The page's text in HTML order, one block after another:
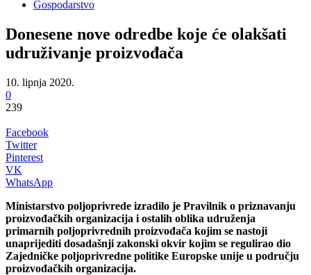
Gospodarstvo
Donesene nove odredbe koje će olakšati
udruživanje proizvođača
10. lipnja 2020.
0
239
Facebook
Twitter
Pinterest
VK
WhatsApp
Ministarstvo poljoprivrede izradilo je Pravilnik o priznavanju
proizvođačkih organizacija i ostalih oblika udruženja
primarnih poljoprivrednih proizvođača kojim se nastoji
unaprijediti dosadašnji zakonski okvir kojim se regulirao dio
Zajedničke poljoprivredne politike Europske unije u području
proizvođačkih organizacija.